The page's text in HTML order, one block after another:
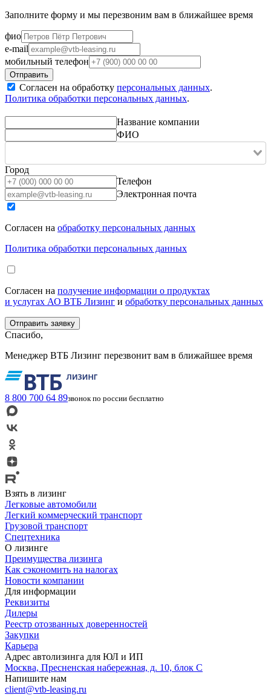
Заполните форму и мы перезвоним вам в ближайшее время
фио
e-mail
мобильный телефон
Согласен на обработку персональных данных.
Политика обработки персональных данных.
Название компании
ФИО
Город
Телефон
Электронная почта
Согласен на обработку персональных данных
Политика обработки персональных данных
Согласен на получение информации о продуктах
и услугах АО ВТБ Лизинг и обработку персональных данных
Спасибо,
Менеджер ВТБ Лизинг перезвонит вам в ближайшее время
8 800 700 64 89звонок по россии бесплатно
Взять в лизинг
Легковые автомобили
Легкий коммерческий транспорт
Грузовой транспорт
Спецтехника
О лизинге
Преимущества лизинга
Как сэкономить на налогах
Новости компании
Для информации
Реквизиты
Дилеры
Реестр отозванных доверенностей
Закупки
Карьера
Адрес автолизинга для ЮЛ и ИП
Москва, Пресненская набережная, д. 10, блок С
Напишите нам
client@vtb-leasing.ru